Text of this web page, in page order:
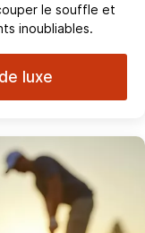
le souffle et
inoubliables.
luxe